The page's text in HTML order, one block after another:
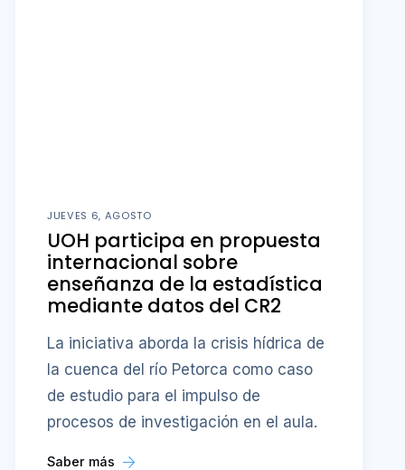
JUEVES 6, AGOSTO
UOH participa en propuesta
internacional sobre
enseñanza de la estadística
mediante datos del CR2
La iniciativa aborda la crisis hídrica de
la cuenca del río Petorca como caso
de estudio para el impulso de
procesos de investigación en el aula.
Saber más